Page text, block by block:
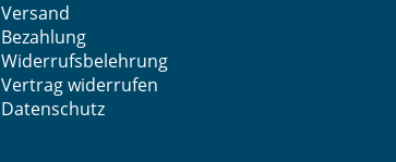
Versand
Bezahlung
Widerrufsbelehrung
Vertrag widerrufen
Datenschutz